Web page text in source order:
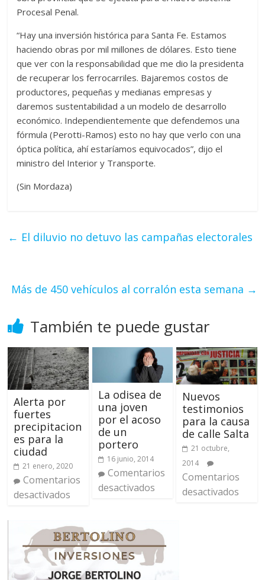
Procesal Penal.
“Hay una inversión histórica para Santa Fe. Estamos
haciendo obras por mil millones de dólares. Esto tiene
que ver con la responsabilidad que me dio la presidenta
de recuperar los ferrocarriles. Bajaremos costos de
productores, pequeñas y medianas empresas y
daremos sustentabilidad a un modelo de desarrollo
económico. Independientemente que defendemos una
fórmula (Perotti-Ramos) esto no hay que verlo con una
óptica política, ahí estaríamos equivocados”, dijo el
ministro del Interior y Transporte.
(Sin Mordaza)
← El diluvio no detuvo las campañas electorales
Más de 450 vehículos al corralón esta semana →
También te puede gustar
Alerta por
fuertes
precipitacion
es para la
ciudad
21 enero, 2020
Comentarios
desactivados
La odisea de
una joven
por el acoso
de un
portero
16 junio, 2014
Comentarios
desactivados
Nuevos
testimonios
para la causa
de calle Salta
21 octubre,
2014
Comentarios
desactivados